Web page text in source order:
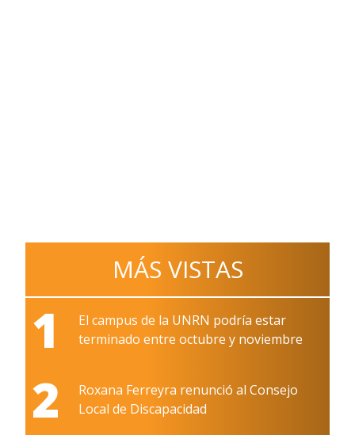
MÁS VISTAS
1
El campus de la UNRN podría estar
terminado entre octubre y noviembre
2
Roxana Ferreyra renunció al Consejo
Local de Discapacidad